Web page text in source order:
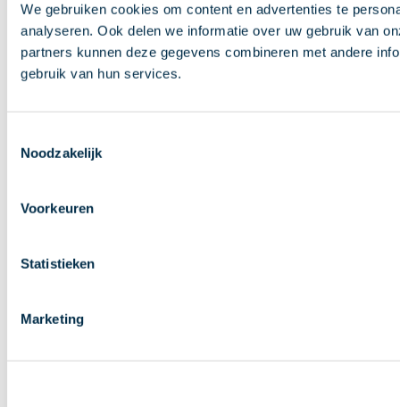
We gebruiken cookies om content en advertenties te
analyseren. Ook delen we informatie over uw gebruik van
partners kunnen deze gegevens combineren met andere
gebruik van hun services.
Noodzakelijk
Voorkeuren
Statistieken
Marketing